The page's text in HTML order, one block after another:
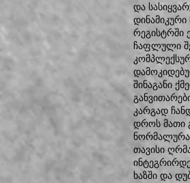
და
რეგისტრში
ჩაფლული
შინაგანი
კარგად
დროს მათი
თავისი
ხაზში და